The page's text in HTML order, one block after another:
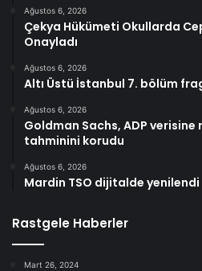
Ağustos 6, 2026
Çekya Hükümeti Okullarda
Onayladı
Ağustos 6, 2026
Altı Üstü İstanbul 7. bölüm
Ağustos 6, 2026
Goldman Sachs, ADP
tahminini korudu
Ağustos 6, 2026
Mardin TSO dijitalde yenilendi
Rastgele Haberler
Mart 26, 2024